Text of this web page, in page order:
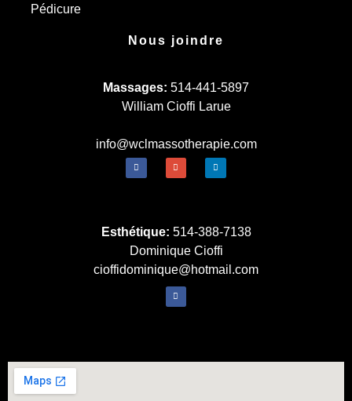
Pédicure
Nous joindre
Massages: 514-441-5897
William Cioffi Larue
info@wclmassotherapie.com
Esthétique: 514-388-7138
Dominique Cioffi
cioffidominique@hotmail.com